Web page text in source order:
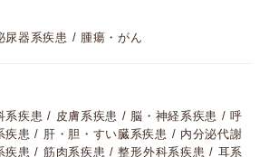
尿器系疾患 / 腫瘍・がん
系疾患 / 皮膚系疾患 / 脳・神経系疾患 / 呼
疾患 / 肝・胆・すい臓系疾患 / 内分泌代謝
疾患 / 筋肉系疾患 / 整形外科系疾患 / 耳系